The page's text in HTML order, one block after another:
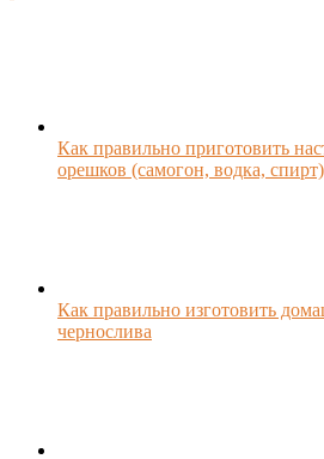
Как правильно приготовить
орешков (самогон, водка, спирт)
Как правильно изготовить
чернослива